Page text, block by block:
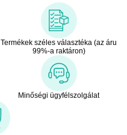
Termékek széles választéka (az áru
99%-a raktáron)
Minőségi ügyfélszolgálat